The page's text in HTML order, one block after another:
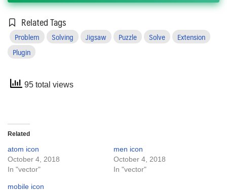
Related Tags
Problem Solving Jigsaw Puzzle Solve
Extension
Plugin
95 total views
Related
atom icon
October 4, 2018
In "vector"
men icon
October 4, 2018
In "vector"
mobile icon